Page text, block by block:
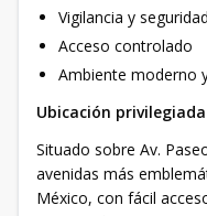
Vigilancia y
Acceso controlado
Ambiente moderno
Ubicación privilegiada
Situado sobre Av.
avenidas más
México, con fácil